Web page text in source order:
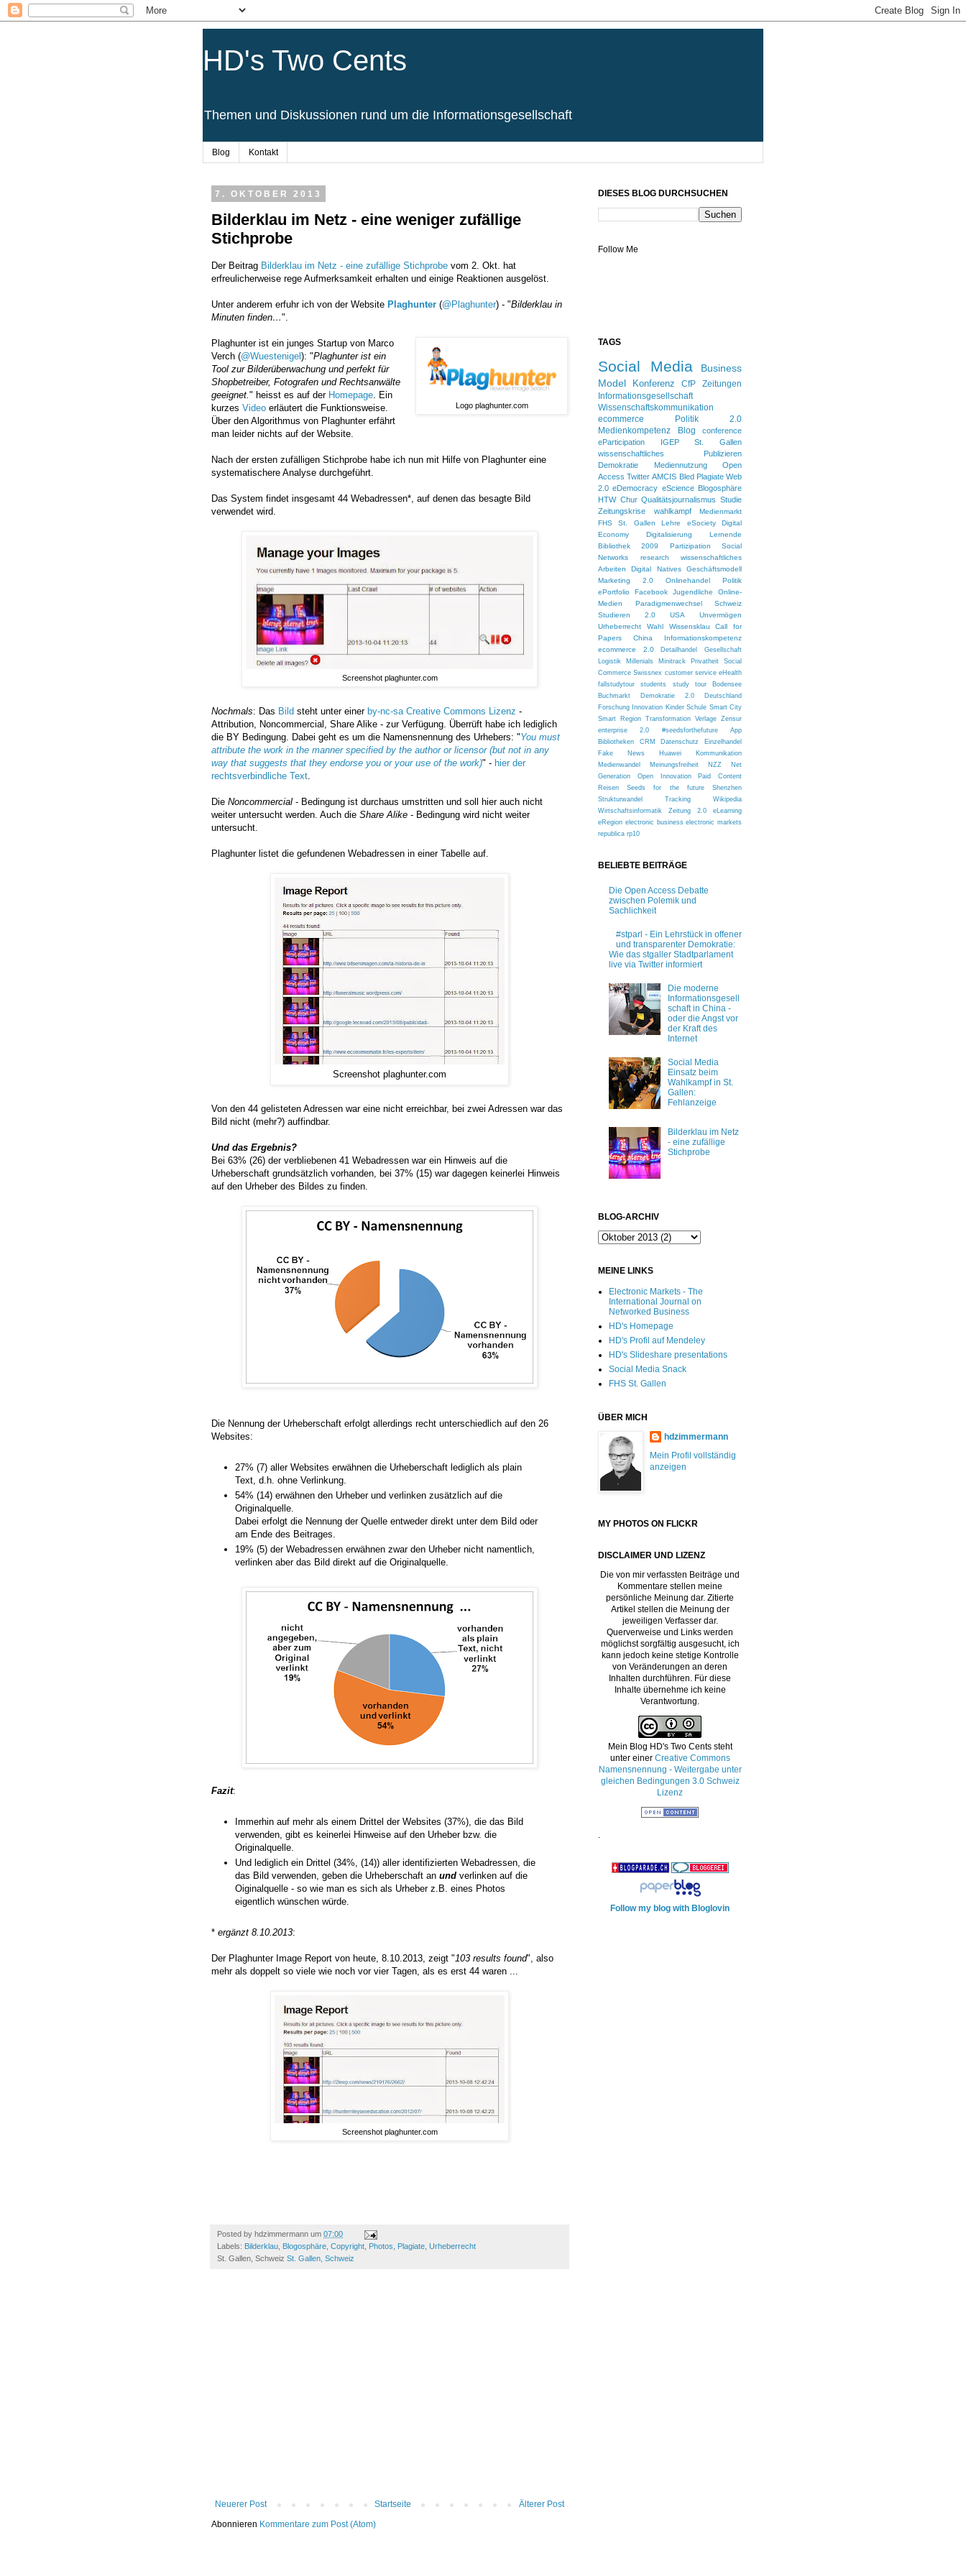
HD's Two Cents
Themen und Diskussionen rund um die Informationsgesellschaft
Blog Kontakt
7. OKTOBER 2013
Bilderklau im Netz - eine weniger zufällige
Stichprobe
Der Beitrag Bilderklau im Netz - eine zufällige Stichprobe vom 2. Okt. hat
erfreulicherweise rege Aufmerksamkeit erhalten und einige Reaktionen ausgelöst.
Unter anderem erfuhr ich von der Website Plaghunter (@Plaghunter) - "Bilderklau in
Minuten finden…".
Logo plaghunter.com
Plaghunter ist ein junges Startup von Marco
Verch (@Wuestenigel ): "Plaghunter ist ein
Tool zur Bilderüberwachung und perfekt für
Shopbetreiber, Fotografen und Rechtsanwälte
geeignet." heisst es auf der Homepage. Ein
kurzes Video erläutert die Funktionsweise.
Über den Algorithmus von Plaghunter erfährt
man leider nichts auf der Website.
Nach der ersten zufälligen Stichprobe habe ich nun mit Hilfe von Plaghunter eine
systematischere Analyse durchgeführt.
Das System findet insgesamt 44 Webadressen*, auf denen das besagte Bild
verwendet wird.
Screenshot plaghunter.com
Nochmals: Das Bild steht unter einer by-nc-sa Creative Commons Lizenz -
Attribution, Noncommercial, Share Alike - zur Verfügung. Überrüft habe ich lediglich
die BY Bedingung. Dabei geht es um die Namensnennung des Urhebers: "You must
attribute the work in the manner specified by the author or licensor (but not in any
way that suggests that they endorse you or your use of the work)" - hier der
rechtsverbindliche Text
Die Noncommercial - Bedingung ist durchaus umstritten und soll hier auch nicht
weiter untersucht werden. Auch die Share Alike - Bedingung wird nicht weiter
untersucht.
Plaghunter listet die gefundenen Webadressen in einer Tabelle auf.
Screenshot plaghunter.com
Von den 44 gelisteten Adressen war eine nicht erreichbar, bei zwei Adressen war das
Bild nicht (mehr?) auffindbar.
Und das Ergebnis?
Bei 63% (26) der verbliebenen 41 Webadressen war ein Hinweis auf die
Urheberschaft grundsätzlich vorhanden, bei 37% (15) war dagegen keinerlei Hinweis
auf den Urheber des Bildes zu finden.
Die Nennung der Urheberschaft erfolgt allerdings recht unterschiedlich auf den 26
Websites:
27% (7) aller Websites erwähnen die Urheberschaft lediglich als plain
Text, d.h. ohne Verlinkung.
54% (14) erwähnen den Urheber und verlinken zusätzlich auf die
Originalquelle.
Dabei erfolgt die Nennung der Quelle entweder direkt unter dem Bild oder
am Ende des Beitrages.
19% (5) der Webadressen erwähnen zwar den Urheber nicht namentlich,
verlinken aber das Bild direkt auf die Originalquelle.
Fazit:
Immerhin auf mehr als einem Drittel der Websites (37%), die das Bild
verwenden, gibt es keinerlei Hinweise auf den Urheber bzw. die
Originalquelle.
Und lediglich ein Drittel (34%, (14)) aller identifizierten Webadressen, die
das Bild verwenden, geben die Urheberschaft an und verlinken auf die
Oiginalquelle - so wie man es sich als Urheber z.B. eines Photos
eigentlich wünschen würde.
* ergänzt 8.10.2013:
Der Plaghunter Image Report von heute, 8.10.2013, zeigt " 103 results found", also
mehr als doppelt so viele wie noch vor vier Tagen, als es erst 44 waren ...
Screenshot plaghunter.com
Posted by hdzimmermann um 07:00
Labels: Bilderklau Blogosphäre Copyright Photos Plagiate Urheberrecht
St. Gallen, Schweiz St. Gallen, Schweiz
Neuerer Post Älterer Post
Startseite
Abonnieren Kommentare zum Post (Atom)
DIESES BLOG DURCHSUCHEN
Follow Me
TAGS
Social Media
Business
Model
Konferenz CfP
Zeitungen
Informationsgesellschaft
Wissenschaftskommunikation
ecommerce
Politik 2.0
Medienkompetenz Blog
conference
eParticipation
IGEP
St. Gallen
wissenschaftliches Publizieren
Demokratie
Mediennutzung
Open
Access Twitter AMCIS Bled Plagiate Web
2.0 eDemocracy eScience
Blogosphäre
HTW Chur Qualitätsjournalismus Studie
Zeitungskrise
wahlkampf
Medienmarkt
FHS St. Gallen
Lehre eSociety
Digital
Economy
Digitalisierung
Lernende
Bibliothek 2009
Partizipation
Social
Networks
research
wissenschaftliches
Arbeiten
Digital Natives
Geschäftsmodell
Marketing 2.0
Onlinehandel
Politik
ePortfolio
Facebook Jugendliche
Online-
Medien
Paradigmenwechsel
Schweiz
Studieren 2.0
USA
Unvermögen
Urheberrecht
Wahl Wissensklau
Call for
Papers
China
Informationskompetenz
ecommerce 2.0
Detailhandel
Gesellschaft
Logistik
Millenials Minitrack Privatheit
Social
Commerce Swissnex customer service eHealth
fallstudytour
students study tour
Bodensee
Buchmarkt
Demokratie 2.0
Deutschland
Forschung Innovation Kinder Schule Smart City
Smart Region Transformation Verlage Zensur
enterprise 2.0
#seedsforthefuture
App
Bibliotheken
CRM Datenschutz
Einzelhandel
Fake News
Huawei
Kommunikation
Medienwandel
Meinungsfreiheit NZZ
Net
Generation
Open Innovation
Paid Content
Reisen
Seeds for the future
Shenzhen
Strukturwandel
Tracking
Wikipedia
Wirtschaftsinformatik
Zeitung 2.0
eLearning
eRegion electronic business electronic markets
republica rp10
BELIEBTE BEITRÄGE
Die Open Access Debatte
zwischen Polemik und
Sachlichkeit
#stparl - Ein Lehrstück in offener
und transparenter Demokratie:
Wie das stgaller Stadtparlament
live via Twitter informiert
Die moderne
Informationsgesell
schaft in China -
oder die Angst vor
der Kraft des
Internet
Social Media
Einsatz beim
Wahlkampf in St.
Gallen:
Fehlanzeige
Bilderklau im Netz
- eine zufällige
Stichprobe
BLOG-ARCHIV
MEINE LINKS
Electronic Markets - The
International Journal on
Networked Business
HD's Homepage
HD's Profil auf Mendeley
HD's Slideshare presentations
Social Media Snack
FHS St. Gallen
ÜBER MICH
hdzimmermann
Mein Profil vollständig
anzeigen
MY PHOTOS ON FLICKR
DISCLAIMER UND LIZENZ
Die von mir verfassten Beiträge und
Kommentare stellen meine
persönliche Meinung dar. Zitierte
Artikel stellen die Meinung der
jeweiligen Verfasser dar.
Querverweise und Links werden
möglichst sorgfältig ausgesucht, ich
kann jedoch keine stetige Kontrolle
von Veränderungen an deren
Inhalten durchführen. Für diese
Inhalte übernehme ich keine
Verantwortung.
Mein Blog HD's Two Centssteht
unter einer Creative Commons
Namensnennung - Weitergabe unter
gleichen Bedingungen 3.0 Schweiz
Lizenz
.
Follow my blog with Bloglovin